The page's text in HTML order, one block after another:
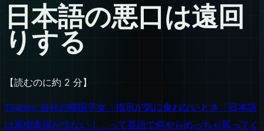
日本語の悪口は遠回
りする
【読むのに約 2 分】
Togetter: 会社の帰国子女、指示が気に食わないとき「日本語
は罵倒表現が少ない！」って英語で何やらめっちゃ罵ってく